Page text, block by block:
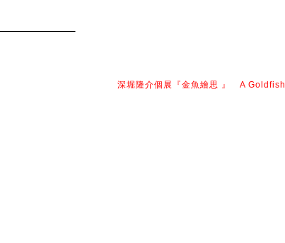
深堀隆介個展『金魚繪思 』 A